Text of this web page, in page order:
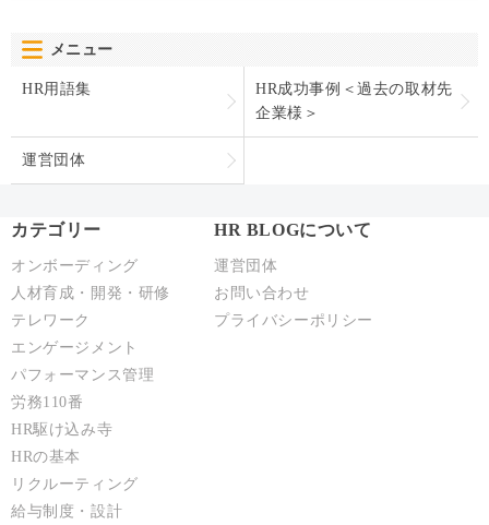
メニュー
HR用語集
HR成功事例＜過去の取材先
企業様＞
運営団体
カテゴリー
オンボーディング
人材育成・開発・研修
テレワーク
エンゲージメント
パフォーマンス管理
労務110番
HR駆け込み寺
HRの基本
リクルーティング
給与制度・設計
HR BLOGについて
運営団体
お問い合わせ
プライバシーポリシー